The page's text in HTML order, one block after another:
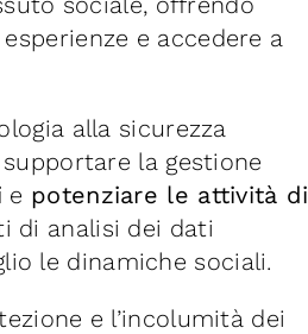
e accedere a
alla sicurezza
la gestione
e potenziare le attività di
di analisi dei dati
le dinamiche sociali.
e l’incolumità dei